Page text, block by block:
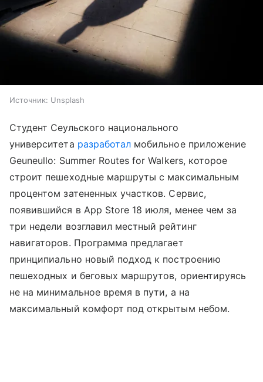
Источник: Unsplash
Студент Сеульского национального
университета разработал мобильное приложение
Geuneullo: Summer Routes for Walkers, которое
строит пешеходные маршруты с максимальным
процентом затененных участков. Сервис,
появившийся в App Store 18 июля, менее чем за
три недели возглавил местный рейтинг
навигаторов. Программа предлагает
принципиально новый подход к построению
пешеходных и беговых маршрутов, ориентируясь
не на минимальное время в пути, а на
максимальный комфорт под открытым небом.